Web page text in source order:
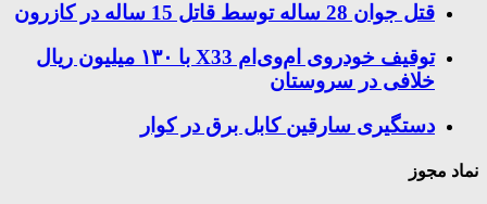
قتل جوان 28 ساله توسط قاتل 15 ساله در کازرون
توقیف خودروی ام‌وی‌ام X33 با ۱۳۰ میلیون ریال
خلافی در سروستان
دستگیری سارقین کابل برق در کوار
نماد مجوز